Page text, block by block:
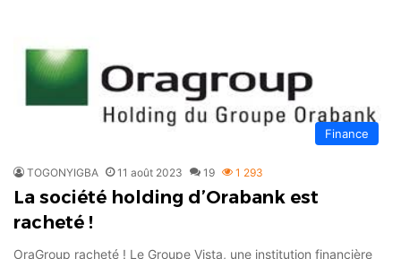
Finance
TOGONYIGBA 11 août 2023 19 1 293
La société holding d’Orabank est
racheté !
OraGroup racheté ! Le Groupe Vista, une institution financière